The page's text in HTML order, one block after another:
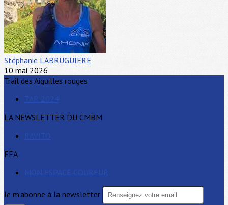
Stéphanie LABRUGUIERE
10 mai 2026
Trail des Aiguilles rouges
TAR 2024
LA NEWSLETTER DU CMBM
RAVITO
FFA
MON ESPACE COUREUR
Je m'abonne à la newsletter